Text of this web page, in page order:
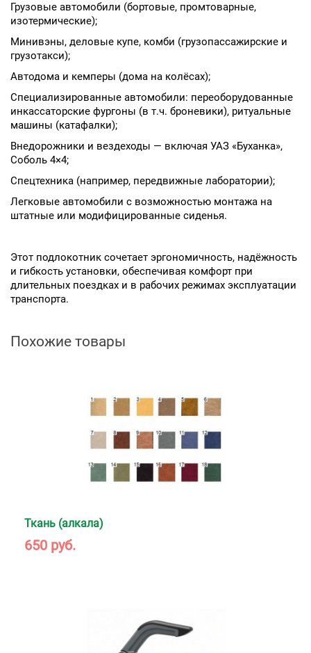
Грузовые автомобили (бортовые, промтоварные,
изотермические);
Минивэны, деловые купе, комби (грузопассажирские и
грузотакси);
Автодома и кемперы (дома на колёсах);
Специализированные автомобили: переоборудованные
инкассаторские фургоны (в т.ч. броневики), ритуальные
машины (катафалки);
Внедорожники и вездеходы — включая УАЗ «Буханка»,
Соболь 4×4;
Спецтехника (например, передвижные лаборатории);
Легковые автомобили с возможностью монтажа на
штатные или модифицированные сиденья.
Этот подлокотник сочетает эргономичность, надёжность
и гибкость установки, обеспечивая комфорт при
длительных поездках и в рабочих режимах эксплуатации
транспорта.
Похожие товары
Ткань (алкала)
650 руб.